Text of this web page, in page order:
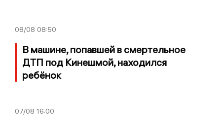
08/08 08:50
В машине, попавшей в смертельное
ДТП под Кинешмой, находился
ребёнок
07/08 16:00